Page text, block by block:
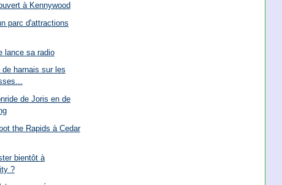
à Kennywood
parc d'attractions
lance sa radio
de harnais sur les
de Joris en de
the Rapids à Cedar
bientôt à
?